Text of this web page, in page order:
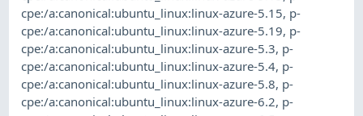
cpe:/a:canonical:ubuntu_linux:linux-azure-5.15, p-
cpe:/a:canonical:ubuntu_linux:linux-azure-5.19, p-
cpe:/a:canonical:ubuntu_linux:linux-azure-5.3, p-
cpe:/a:canonical:ubuntu_linux:linux-azure-5.4, p-
cpe:/a:canonical:ubuntu_linux:linux-azure-5.8, p-
cpe:/a:canonical:ubuntu_linux:linux-azure-6.2, p-